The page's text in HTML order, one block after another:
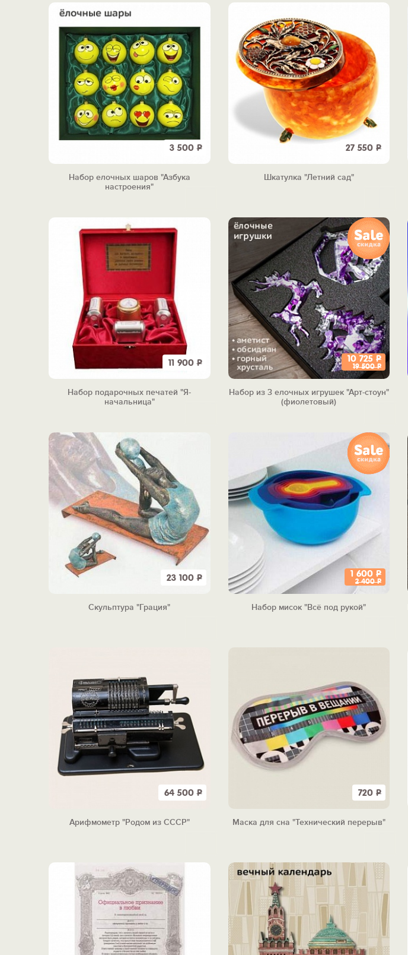
3 500Р
Набор елочных шаров "Азбука
настроения"
27 550 Р
Шкатулка "Летний сад"
11 900Р
Набор подарочных печатей "Я-
начальница"
10 725 Р
19 500Р
Набор из 3 елочных игрушек "Арт-стоун"
(фиолетовый)
23 100Р
Скульптура "Грация"
1 600 Р
2 400Р
Набор мисок "Всё под рукой"
64 500Р
Арифмометр "Родом из СССР"
720 Р
Маска для сна "Технический перерыв"